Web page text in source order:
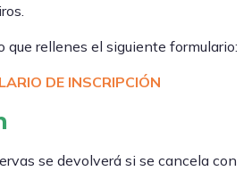
que rellenes el siguiente formulario:
DE INSCRIPCIÓN
se devolverá si se cancela con